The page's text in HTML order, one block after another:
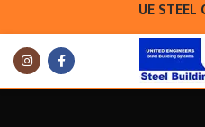
UE STEEL